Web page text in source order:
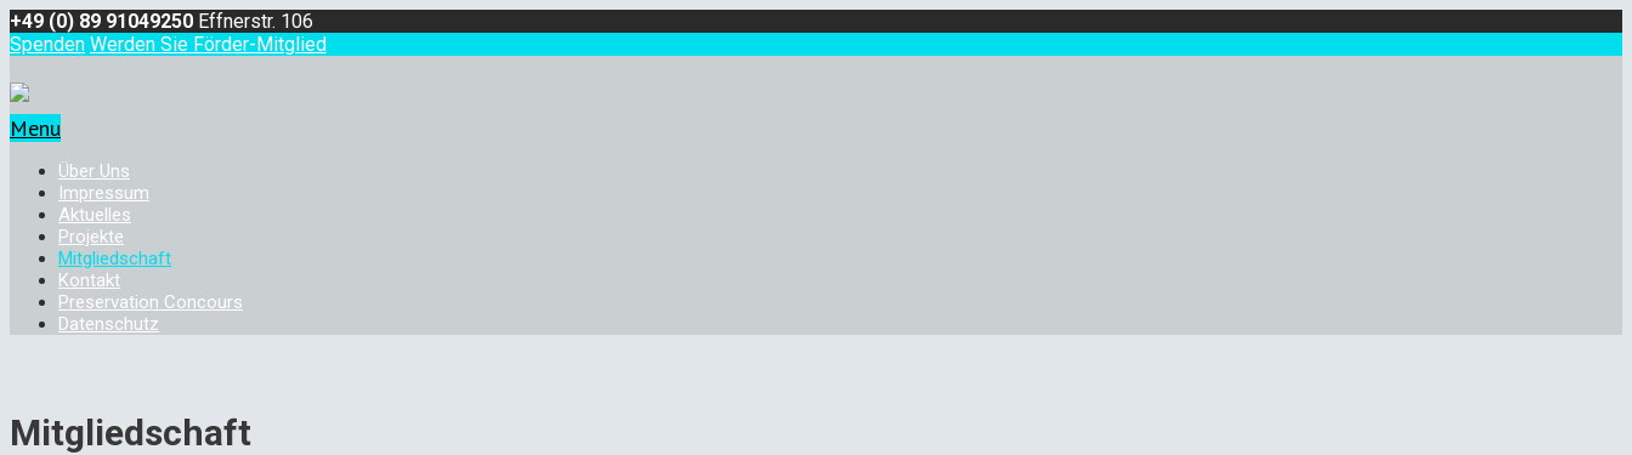
+49 (0) 89 91049250 Effnerstr. 106
Spenden Werden Sie Förder-Mitglied
Menu
Über Uns
Impressum
Aktuelles
Projekte
Mitgliedschaft
Kontakt
Preservation Concours
Datenschutz
Mitgliedschaft